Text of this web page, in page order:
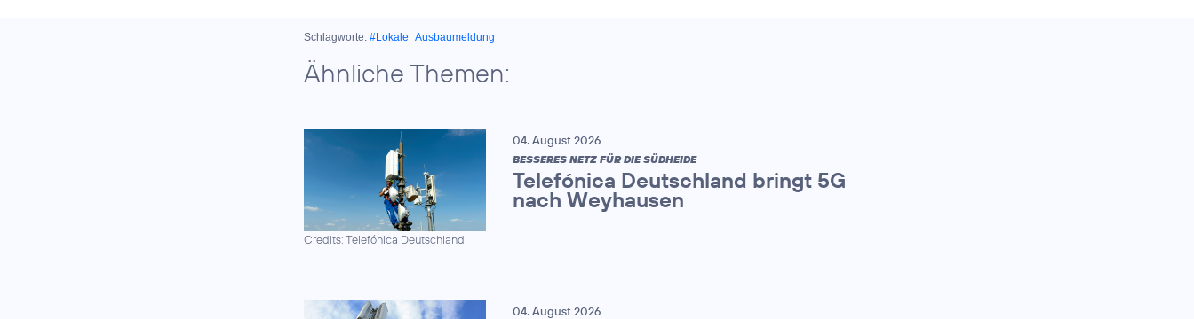
Schlagworte: #Lokale_Ausbaumeldung
Ähnliche Themen:
Credits: Telefónica Deutschland
04. August 2026
BESSERES NETZ FÜR DIE SÜDHEIDE
Telefónica Deutschland bringt 5G
nach Weyhausen
04. August 2026